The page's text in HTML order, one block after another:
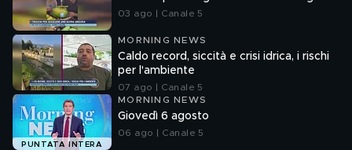
03 ago | Canale 5
MORNING NEWS
Caldo record, siccità e crisi idrica, i rischi
per l'ambiente
07 ago | Canale 5
PUNTATA INTERA
MORNING NEWS
Giovedì 6 agosto
06 ago | Canale 5